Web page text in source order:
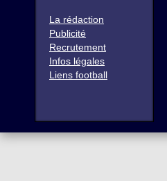
La rédaction
Publicité
Recrutement
Infos légales
Liens football